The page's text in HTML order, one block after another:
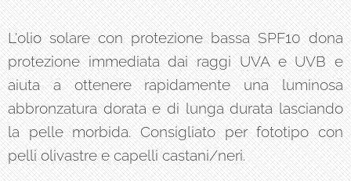
L'olio solare con protezione bassa SPF10 dona
protezione immediata dai raggi UVA e UVB e
aiuta a ottenere rapidamente una luminosa
abbronzatura dorata e di lunga durata lasciando
la pelle morbida. Consigliato per fototipo con
pelli olivastre e capelli castani/neri.